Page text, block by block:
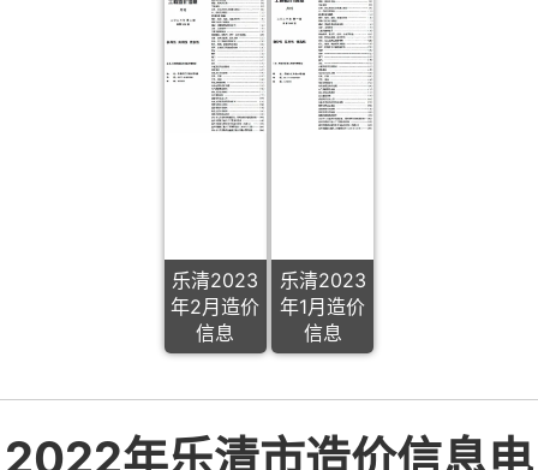
乐清2023
年2月造价
信息
乐清2023
年1月造价
信息
2022年乐清市造价信息电